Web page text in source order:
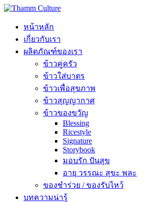
หน้าหลัก
เกี่ยวกับเรา
ผลิตภัณฑ์ของเรา
ข้าวคู่ครัว
ข้าวใส่บาตร
ข้าวเพื่อสุขภาพ
ข้าวสุญญากาศ
ข้าวของขวัญ
Blessing
Ricestyle
Signature
Storybook
มอบรัก ปันสุข
อายุ วรรณะ สุขะ พละ
ของชำร่วย / ของรับไหว้
บทความน่ารู้